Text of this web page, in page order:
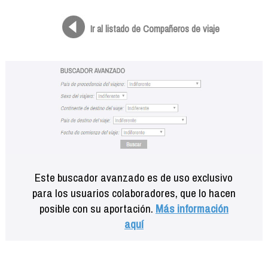
Ir al listado de Compañeros de viaje
Este buscador avanzado es de uso exclusivo
para los usuarios colaboradores, que lo hacen
posible con su aportación. Más información
aquí